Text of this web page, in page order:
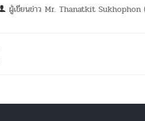
ผู้เขียนข่าว Mr. Thanatkit Sukhophon